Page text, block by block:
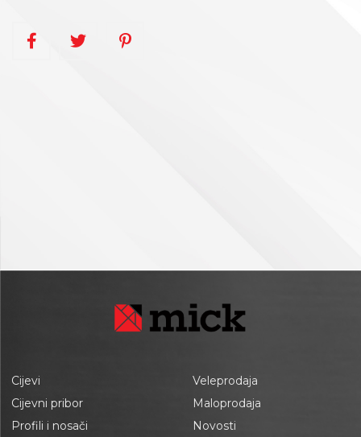
Cijevi
Cijevni pribor
Profili i nosači
Veleprodaja
Maloprodaja
Novosti